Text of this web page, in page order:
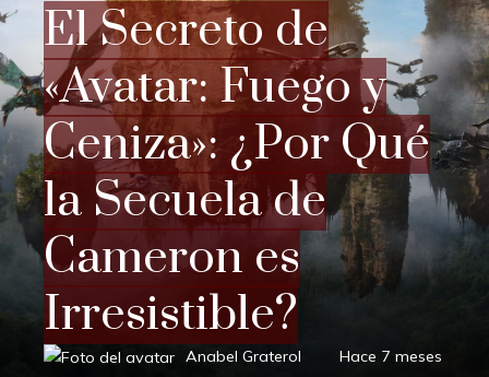
El Secreto de
«Avatar: Fuego y
Ceniza»: ¿Por Qué
la Secuela de
Cameron es
Irresistible?
Anabel Graterol Hace 7 meses